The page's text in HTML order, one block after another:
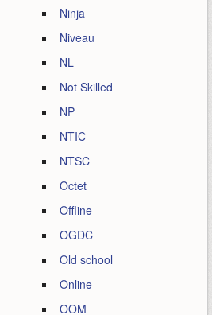
Ninja
Niveau
NL
Not Skilled
NP
NTIC
NTSC
Octet
Offline
OGDC
Old school
Online
OOM